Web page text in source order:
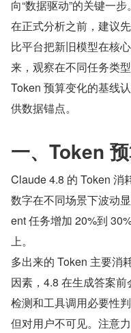
向“数据驱动”的关键一步。
在正式分析之前，建议
比平台把新旧模型在核
来，观察在不同任务类
Token 预算变化的基线
供数据锚点。
一、Token
Claude 4.8 的 Token 消
数字在不同场景下波动
ent 任务增加 20%到
上。
多出来的 Token 主要消
因素，4.8 在生成答案
检测和工具调用必要性
但对用户不可见。注意